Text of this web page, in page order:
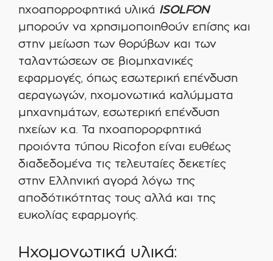
ηχοαπορροφητικά υλικά ISOLFON
μπορούν να χρησιμοποιηθούν επίσης και
στην μείωση των θορύβων και των
ταλαντώσεων σε βιομηχανικές
εφαρμογές, όπως εσωτερική επένδυση
αεραγωγών, ηχομονωτικά καλύμματα
μηχανημάτων, εσωτερική επένδυση
ηχείων κ.α. Τα ηχοαπορορφητικά
προιόντα τύπου Ricofon είναι ευθέως
διαδεδομένα τις τελευταίες δεκετίες
στην Ελληνική αγορά λόγω της
αποδότικότητας τους αλλά και της
ευκολίας εφαρμογής.
Ηχομονωτικά υλικά: